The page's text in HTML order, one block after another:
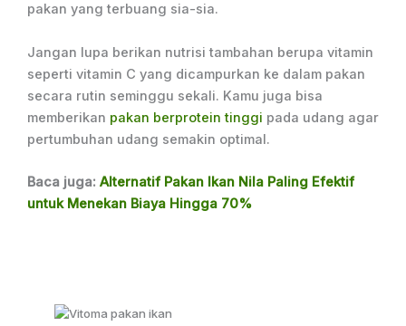
pakan yang terbuang sia-sia.
Jangan lupa berikan nutrisi tambahan berupa vitamin
seperti vitamin C yang dicampurkan ke dalam pakan
secara rutin seminggu sekali. Kamu juga bisa
memberikan pakan berprotein tinggi pada udang agar
pertumbuhan udang semakin optimal.
Baca juga: Alternatif Pakan Ikan Nila Paling Efektif
untuk Menekan Biaya Hingga 70%